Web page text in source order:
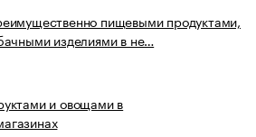
пищевыми продуктами,
изделиями в не…
и овощами в